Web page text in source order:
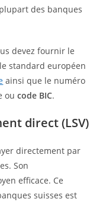
des banques
devez fournir le
standard européen
ainsi que le numéro
oucode BIC.
direct (LSV)
directement par
Son
efficace. Ce
suisses est